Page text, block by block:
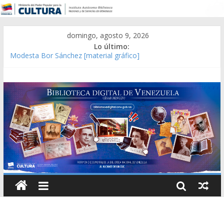
domingo, agosto 9, 2026
Lo último:
Modesta Bor Sánchez [material gráfico]
Catálogo temático de obras de Modesta Bor
Constitución, leyes y acuerdos expedidos por la Asamblea
Constituyente del Estado Lara en 1881.
Una Parálisis [material gráfico]